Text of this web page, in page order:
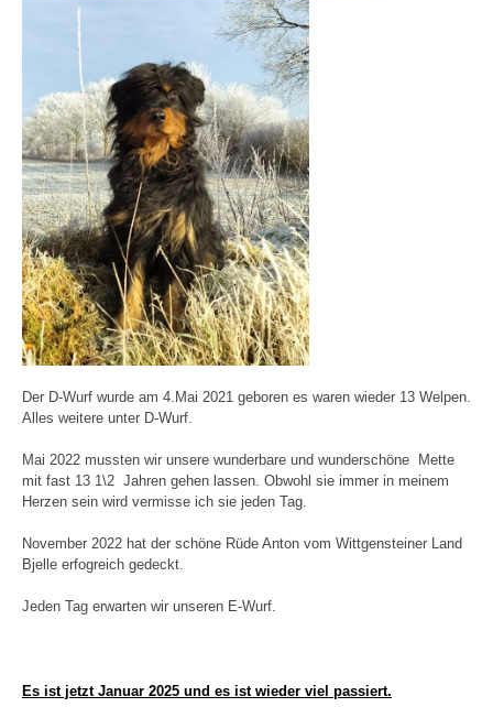
Der D-Wurf wurde am 4.Mai 2021 geboren es waren wieder 13 Welpen.
Alles weitere unter D-Wurf.
Mai 2022 mussten wir unsere wunderbare und wunderschöne Mette
mit fast 13 1\2 Jahren gehen lassen. Obwohl sie immer in meinem
Herzen sein wird vermisse ich sie jeden Tag.
November 2022 hat der schöne Rüde Anton vom Wittgensteiner Land
Bjelle erfogreich gedeckt.
Jeden Tag erwarten wir unseren E-Wurf.
Es ist jetzt Januar 2025 und es ist wieder viel passiert.